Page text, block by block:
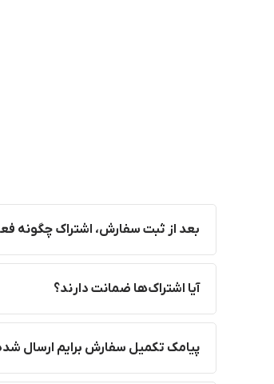
بعد از ثبت سفارش، اشتراک چگونه
آیا اشتراک‌ها ضمانت دارند؟
پیامک تکمیل سفارش برایم ارسال